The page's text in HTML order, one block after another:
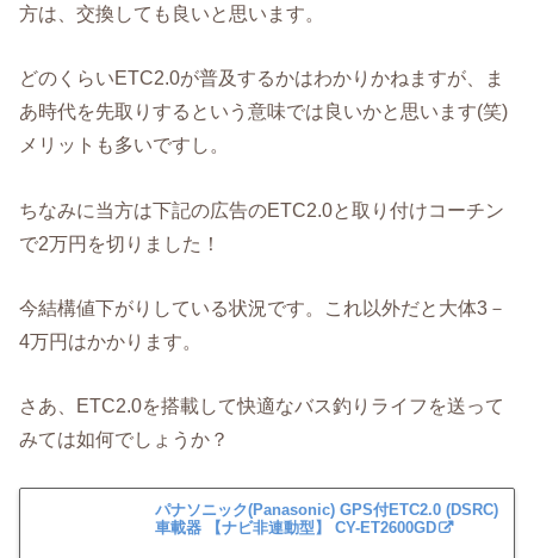
方は、交換しても良いと思います。
どのくらいETC2.0が普及するかはわかりかねますが、ま
あ時代を先取りするという意味では良いかと思います(笑)
メリットも多いですし。
ちなみに当方は下記の広告のETC2.0と取り付けコーチン
で2万円を切りました！
今結構値下がりしている状況です。これ以外だと大体3－
4万円はかかります。
さあ、ETC2.0を搭載して快適なバス釣りライフを送って
みては如何でしょうか？
パナソニック(Panasonic) GPS付ETC2.0 (DSRC)
車載器 【ナビ非連動型】 CY-ET2600GD